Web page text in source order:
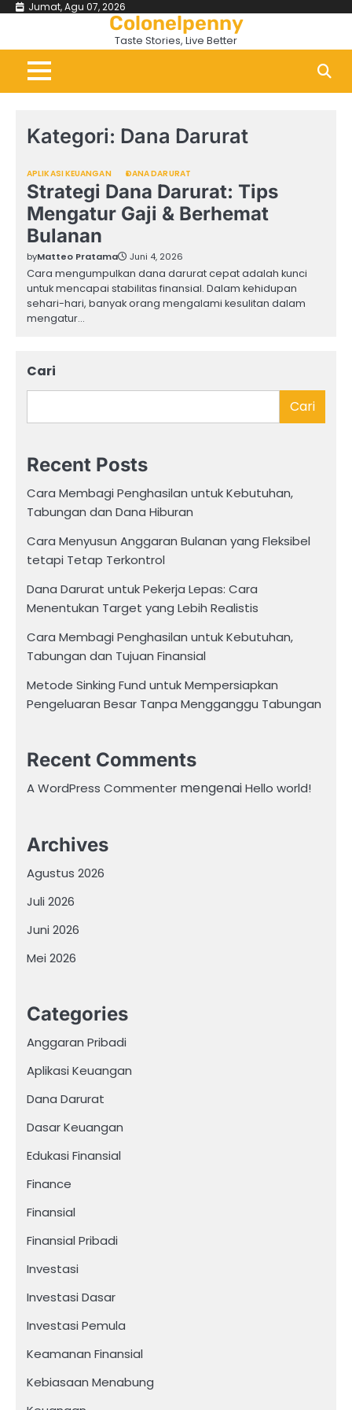
Skip
content
Jumat, Agu 07, 2026
Colonelpenny
Taste Stories, Live Better
Kategori: Dana Darurat
APLIKASI KEUANGAN DANA DARURAT
Strategi Dana Darurat: Tips
Mengatur Gaji & Berhemat
Bulanan
byMatteo Pratama Juni 4, 2026
Cara mengumpulkan dana darurat cepat adalah kunci
untuk mencapai stabilitas finansial. Dalam kehidupan
sehari-hari, banyak orang mengalami kesulitan dalam
mengatur…
Cari
Cari
Recent Posts
Cara Membagi Penghasilan untuk Kebutuhan,
Tabungan dan Dana Hiburan
Cara Menyusun Anggaran Bulanan yang Fleksibel
tetapi Tetap Terkontrol
Dana Darurat untuk Pekerja Lepas: Cara
Menentukan Target yang Lebih Realistis
Cara Membagi Penghasilan untuk Kebutuhan,
Tabungan dan Tujuan Finansial
Metode Sinking Fund untuk Mempersiapkan
Pengeluaran Besar Tanpa Mengganggu Tabungan
Recent Comments
A WordPress Commenter mengenaiHello world!
Archives
Agustus 2026
Juli 2026
Juni 2026
Mei 2026
Categories
Anggaran Pribadi
Aplikasi Keuangan
Dana Darurat
Dasar Keuangan
Edukasi Finansial
Finance
Finansial
Finansial Pribadi
Investasi
Investasi Dasar
Investasi Pemula
Keamanan Finansial
Kebiasaan Menabung